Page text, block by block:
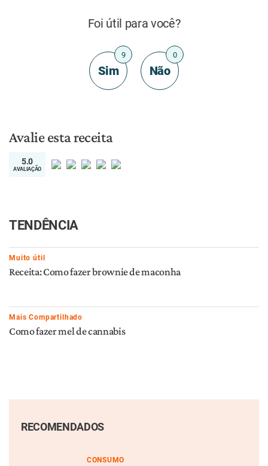
Foi útil para você?
Sim
9
Não
0
Avalie esta receita
5.0
AVALIAÇÃO
TENDÊNCIA
Muito útil
Receita: Como fazer brownie de maconha
Mais Compartilhado
Como fazer mel de cannabis
RECOMENDADOS
CONSUMO